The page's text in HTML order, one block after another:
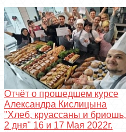
Отчёт о прошедшем курсе
Александра Кислицына
"Хлеб, круассаны и бриошь,
2 дня" 16 и 17 Мая 2022г.